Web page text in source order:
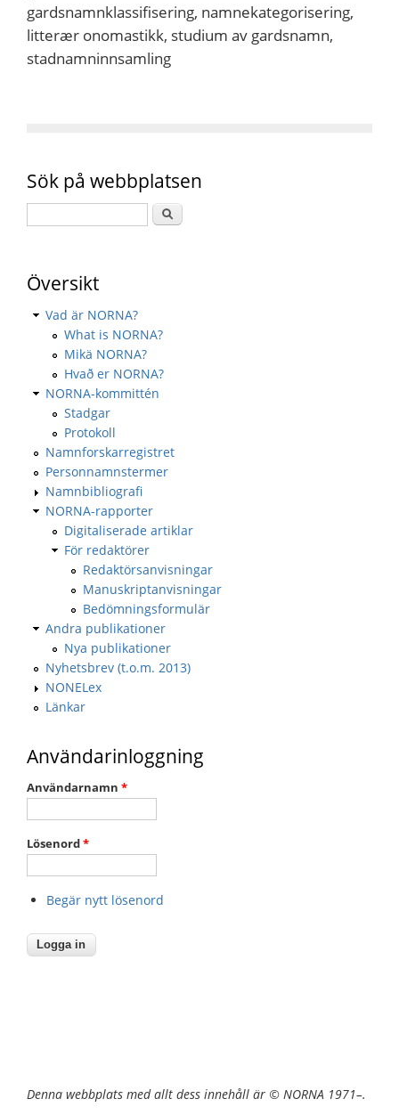
gardsnamnklassifisering, namnekategorisering,
litterær onomastikk, studium av gardsnamn,
stadnamninnsamling
Sök på webbplatsen
Översikt
Vad är NORNA?
What is NORNA?
Mikä NORNA?
Hvað er NORNA?
NORNA-kommittén
Stadgar
Protokoll
Namnforskarregistret
Personnamnstermer
Namnbibliografi
NORNA-rapporter
Digitaliserade artiklar
För redaktörer
Redaktörsanvisningar
Manuskriptanvisningar
Bedömningsformulär
Andra publikationer
Nya publikationer
Nyhetsbrev (t.o.m. 2013)
NONELex
Länkar
Användarinloggning
Användarnamn *
Lösenord*
Begär nytt lösenord
Denna webbplats med allt dess innehåll är © NORNA 1971–.